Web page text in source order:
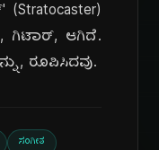
ಗಿಟಾರ್, ಆಗಿದೆ.
ರೂಪಿಸಿದವು.
ಸಂಗೀತ